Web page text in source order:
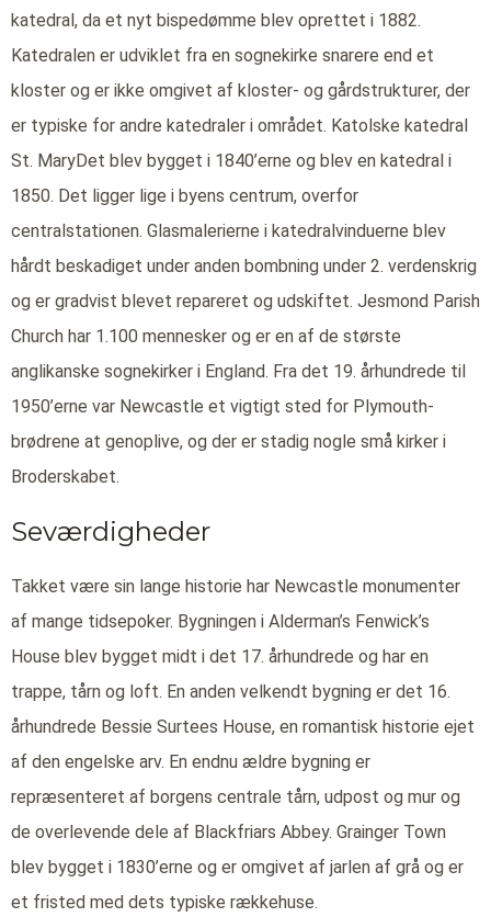
katedral, da et nyt bispedømme blev oprettet i 1882.
Katedralen er udviklet fra en sognekirke snarere end et
kloster og er ikke omgivet af kloster- og gårdstrukturer, der
er typiske for andre katedraler i området. Katolske katedral
St. MaryDet blev bygget i 1840’erne og blev en katedral i
1850. Det ligger lige i byens centrum, overfor
centralstationen. Glasmalerierne i katedralvinduerne blev
hårdt beskadiget under anden bombning under 2. verdenskrig
og er gradvist blevet repareret og udskiftet. Jesmond Parish
Church har 1.100 mennesker og er en af de største
anglikanske sognekirker i England. Fra det 19. århundrede til
1950’erne var Newcastle et vigtigt sted for Plymouth-
brødrene at genoplive, og der er stadig nogle små kirker i
Broderskabet.
Seværdigheder
Takket være sin lange historie har Newcastle monumenter
af mange tidsepoker. Bygningen i Alderman’s Fenwick’s
House blev bygget midt i det 17. århundrede og har en
trappe, tårn og loft. En anden velkendt bygning er det 16.
århundrede Bessie Surtees House, en romantisk historie ejet
af den engelske arv. En endnu ældre bygning er
repræsenteret af borgens centrale tårn, udpost og mur og
de overlevende dele af Blackfriars Abbey. Grainger Town
blev bygget i 1830’erne og er omgivet af jarlen af grå og er
et fristed med dets typiske rækkehuse.